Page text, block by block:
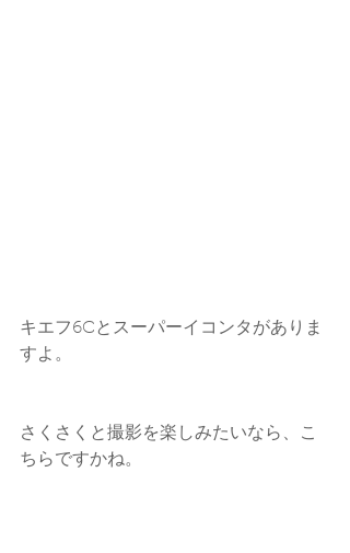
キエフ6Cとスーパーイコンタがありま
すよ。
さくさくと撮影を楽しみたいなら、こ
ちらですかね。